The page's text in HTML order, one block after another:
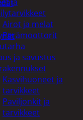
Airot ja melat
Perämoottorit
ja savustus
Kasvihuoneet ja
tarvikkeet
Paviljonkit ja
tarvikkeet